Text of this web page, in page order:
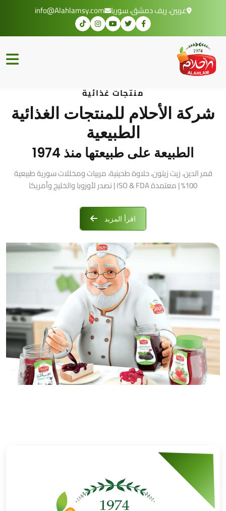
عربين، ريف دمشق، سوريا info@Alahlamsy.com
منتجات غذائية
شركة الأحلام للمنتجات الغذائية
الطبيعية
الطبيعة على طبيعتها منذ 1974
قمر الدين، زيت زيتون، حلاوة طحينية، مربيات ومخللات سورية طبيعية
100% | معتمدة ISO & FDA | نصدر لأوروبا والخليج وأمريكا
اقرأ المزيد